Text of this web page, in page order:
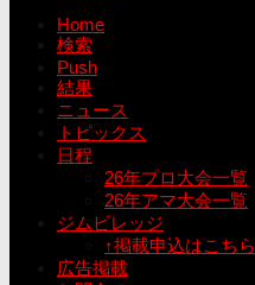
Home
検索
Push
結果
ニュース
トピックス
日程
26年プロ大会一覧
26年アマ大会一覧
ジムビレッジ
↑掲載申込はこちら
広告掲載